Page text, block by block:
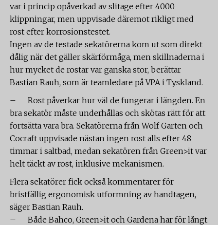
var i princip opåverkad av slitage efter 4000
klippningar, men uppvisade däremot rikligt med
rost efter korrosionstestet.
Ingen av de testade sekatörerna kom ut som direkt
dålig när det gäller skärförmåga, men skillnaderna i
hur mycket de rostar var ganska stor, berättar
Bastian Rauh, som är teamledare på VPA i Tyskland.
– Rost påverkar hur väl de fungerar i längden. En
bra sekatör måste underhållas och skötas rätt för att
fortsätta vara bra. Sekatörerna från Wolf Garten och
Cocraft uppvisade nästan ingen rost alls efter 48
timmar i saltbad, medan sekatören från Green>it var
helt täckt av rost, inklusive mekanismen.
Flera sekatörer fick också kommentarer för
bristfällig ergonomisk utformning av handtagen,
säger Bastian Rauh.
– Både Bahco, Green>it och Gardena har för långt